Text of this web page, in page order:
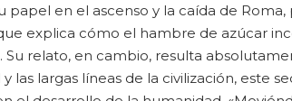
en el ascenso y la caída de
explica cómo el hambre de azúcar
relato, en cambio, resulta
las largas líneas de la civilización, este